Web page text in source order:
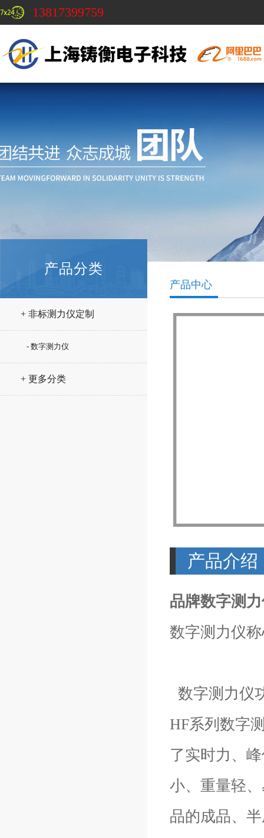
13817399759
产品分类
+ 非标测力仪定制
- 数字测力仪
+ 更多分类
产品中心
产品介绍
品牌数字测
数字测力仪
数字测力仪
HF系列数字
了实时力、
小、重量轻
品的成品、